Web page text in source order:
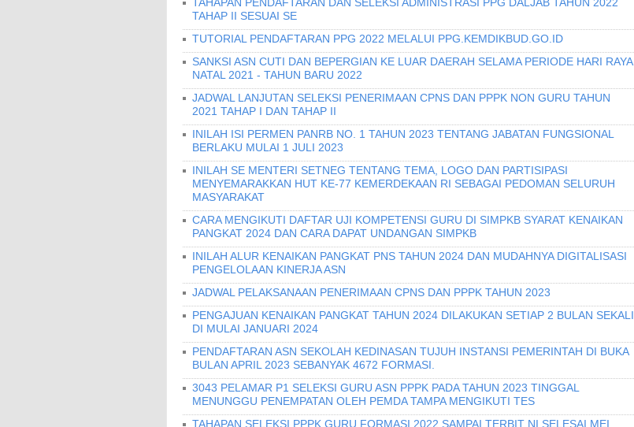
TAHAP II SESUAI SE
TUTORIAL PENDAFTARAN PPG 2022 MELALUI PPG.KEMDIKBUD.GO.ID
SANKSI ASN CUTI DAN BEPERGIAN KE LUAR DAERAH SELAMA PERIODE HARI RAYA
NATAL 2021 - TAHUN BARU 2022
JADWAL LANJUTAN SELEKSI PENERIMAAN CPNS DAN PPPK NON GURU TAHUN
2021 TAHAP I DAN TAHAP II
INILAH ISI PERMEN PANRB NO. 1 TAHUN 2023 TENTANG JABATAN FUNGSIONAL
BERLAKU MULAI 1 JULI 2023
INILAH SE MENTERI SETNEG TENTANG TEMA, LOGO DAN PARTISIPASI
MENYEMARAKKAN HUT KE-77 KEMERDEKAAN RI SEBAGAI PEDOMAN SELURUH
MASYARAKAT
CARA MENGIKUTI DAFTAR UJI KOMPETENSI GURU DI SIMPKB SYARAT KENAIKAN
PANGKAT 2024 DAN CARA DAPAT UNDANGAN SIMPKB
INILAH ALUR KENAIKAN PANGKAT PNS TAHUN 2024 DAN MUDAHNYA DIGITALISASI
PENGELOLAAN KINERJA ASN
JADWAL PELAKSANAAN PENERIMAAN CPNS DAN PPPK TAHUN 2023
PENGAJUAN KENAIKAN PANGKAT TAHUN 2024 DILAKUKAN SETIAP 2 BULAN SEKALI
DI MULAI JANUARI 2024
PENDAFTARAN ASN SEKOLAH KEDINASAN TUJUH INSTANSI PEMERINTAH DI BUKA
BULAN APRIL 2023 SEBANYAK 4672 FORMASI.
3043 PELAMAR P1 SELEKSI GURU ASN PPPK PADA TAHUN 2023 TINGGAL
MENUNGGU PENEMPATAN OLEH PEMDA TAMPA MENGIKUTI TES
TAHAPAN SELEKSI PPPK GURU FORMASI 2022 SAMPAI TERBIT NI SELESAI MEI